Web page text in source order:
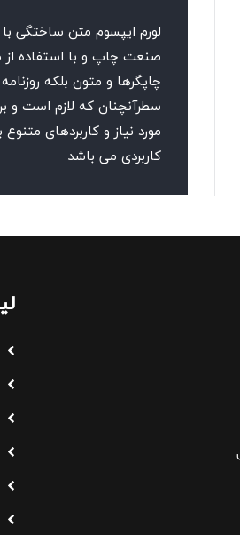
لورم ایپسوم متن ساختگی
صنعت چاپ و با استفاده
چاپگرها و متون بلکه
سطرآنچنان که لازم است و
مورد نیاز و کاربردهای
کاربردی می باشد